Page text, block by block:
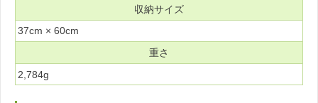
収納サイズ
37cm × 60cm
重さ
2,784g